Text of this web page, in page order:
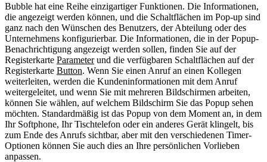
Bubble hat eine Reihe einzigartiger Funktionen. Die Informationen,
die angezeigt werden können, und die Schaltflächen im Pop-up sind
ganz nach den Wünschen des Benutzers, der Abteilung oder des
Unternehmens konfigurierbar. Die Informationen, die in der Popup-
Benachrichtigung angezeigt werden sollen, finden Sie auf der
Registerkarte Parameterund die verfügbaren Schaltflächen auf der
Registerkarte Button. Wenn Sie einen Anruf an einen Kollegen
weiterleiten, werden die Kundeninformationen mit dem Anruf
weitergeleitet, und wenn Sie mit mehreren Bildschirmen arbeiten,
können Sie wählen, auf welchem Bildschirm Sie das Popup sehen
möchten. Standardmäßig ist das Popup von dem Moment an, in dem
Ihr Softphone, Ihr Tischtelefon oder ein anderes Gerät klingelt, bis
zum Ende des Anrufs sichtbar, aber mit den verschiedenen Timer-
Optionen können Sie auch dies an Ihre persönlichen Vorlieben
anpassen.